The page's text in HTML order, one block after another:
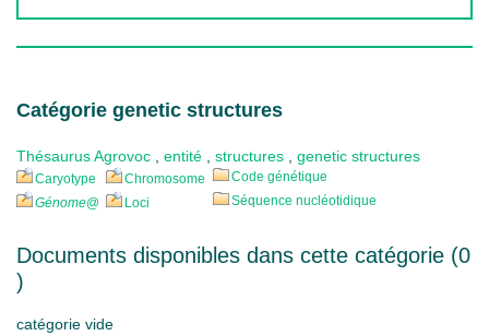
Catégorie genetic structures
Thésaurus Agrovoc entité structures genetic structures
Caryotype Chromosome
Code génétique
Génome@ Loci Séquence nucléotidique
Documents disponibles dans cette catégorie (0
)
catégorie vide